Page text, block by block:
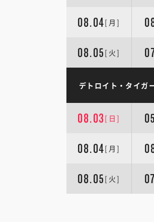
08.04[月]
08.05 [火]
デトロイト・タイガ
08.03 [日]
08.04[月]
08.05 [火]